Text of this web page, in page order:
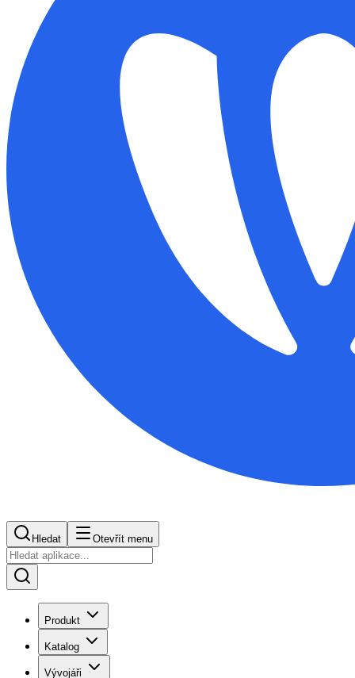
Hledat Otevřít menu
Produkt
Katalog
Vývojáři